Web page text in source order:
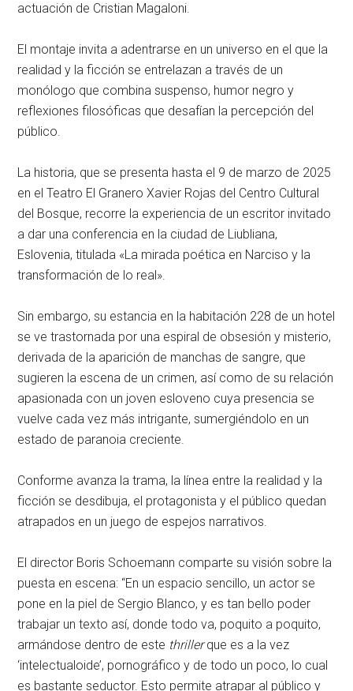
actuación de Cristian Magaloni.
El montaje invita a adentrarse en un universo en el que la
realidad y la ficción se entrelazan a través de un
monólogo que combina suspenso, humor negro y
reflexiones filosóficas que desafían la percepción del
público.
La historia, que se presenta hasta el 9 de marzo de 2025
en el Teatro El Granero Xavier Rojas del Centro Cultural
del Bosque, recorre la experiencia de un escritor invitado
a dar una conferencia en la ciudad de Liubliana,
Eslovenia, titulada «La mirada poética en Narciso y la
transformación de lo real».
Sin embargo, su estancia en la habitación 228 de un hotel
se ve trastornada por una espiral de obsesión y misterio,
derivada de la aparición de manchas de sangre, que
sugieren la escena de un crimen, así como de su relación
apasionada con un joven esloveno cuya presencia se
vuelve cada vez más intrigante, sumergiéndolo en un
estado de paranoia creciente.
Conforme avanza la trama, la línea entre la realidad y la
ficción se desdibuja, el protagonista y el público quedan
atrapados en un juego de espejos narrativos.
El director Boris Schoemann comparte su visión sobre la
puesta en escena: “En un espacio sencillo, un actor se
pone en la piel de Sergio Blanco, y es tan bello poder
trabajar un texto así, donde todo va, poquito a poquito,
armándose dentro de este thrillerque es a la vez
‘intelectualoide’, pornográfico y de todo un poco, lo cual
es bastante seductor. Esto permite atrapar al público y